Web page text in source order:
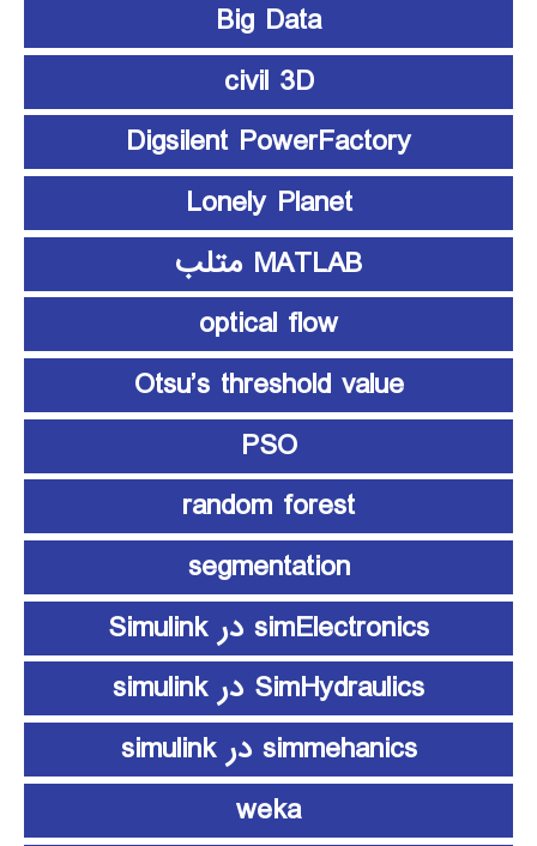
Big Data
civil 3D
Digsilent PowerFactory
Lonely Planet
MATLAB متلب
optical flow
Otsu’s threshold value
PSO
random forest
segmentation
simElectronics در Simulink
SimHydraulics در simulink
simmehanics در simulink
weka